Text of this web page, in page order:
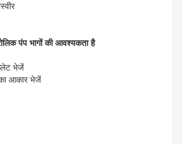
पंप भागों की आवश्यकता है
भेजें
आकार भेजें